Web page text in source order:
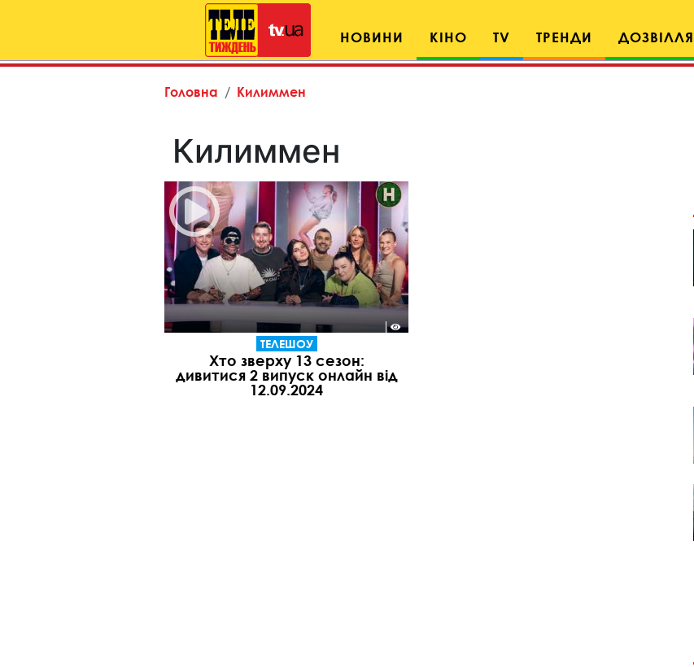
НОВИНИ КІНО TV ТРЕНДИ ДОЗВІЛЛЯ
Головна Килиммен
Килиммен
ТЕЛЕШОУ
Хто зверху 13 сезон:
дивитися 2 випуск онлайн від
12.09.2024